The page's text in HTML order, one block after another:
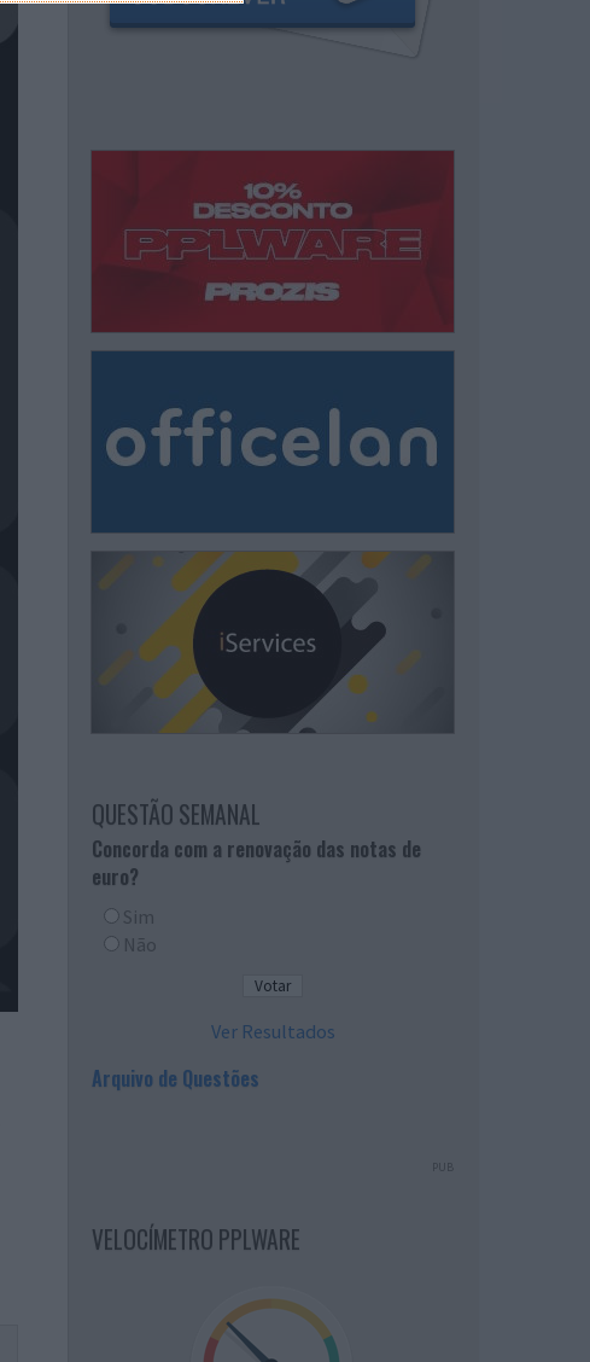
QUESTÃO SEMANAL
Concorda com a renovação das notas de
euro?
Sim
Não
Ver Resultados
Arquivo de Questões
PUB
VELOCÍMETRO PPLWARE